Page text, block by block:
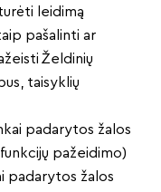
leidimą
pašalinti ar
Želdinių
taisyklių
padarytos žalos
pažeidimo)
padarytos žalos